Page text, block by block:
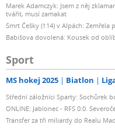
Marek Adamczyk: Jsem z něj
tvářit, musí zamakat
Smrt Češky (†14) v Alpách: Zemřela
Babišova dovolená: Kousek od
Sport
MS hokej 2025 Biatlon
Střední záložníci Sparty: Sochůrek
ONLINE: Jablonec - RFS 0:0.
Transfer za tři miliardy do Realu